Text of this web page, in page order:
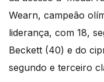
Wearn, campeão
liderança, com 18,
Beckett (40) e do
segundo e terceiro